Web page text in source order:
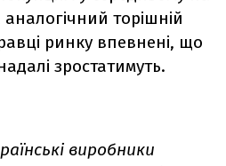
торішній
ринку впевнені, що
зростатимуть.
виробники